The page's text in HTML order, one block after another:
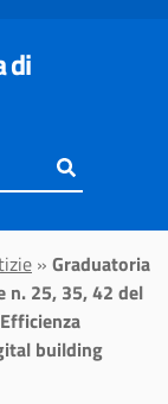
di
» Graduatoria
n. 25, 35, 42 del
building